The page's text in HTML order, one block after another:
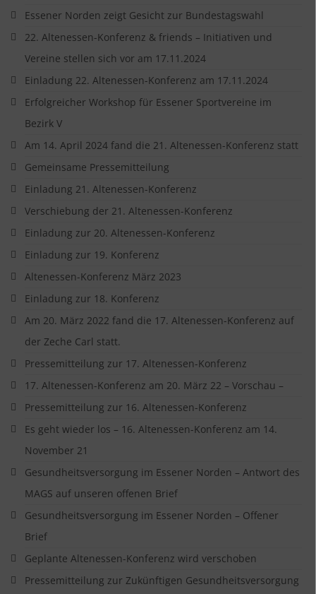
Essener Norden zeigt Gesicht zur Bundestagswahl
22. Altenessen-Konferenz & friends – Initiativen und
Vereine stellen sich vor am 17.11.2024
Einladung 22. Altenessen-Konferenz am 17.11.2024
Erfolgreicher Workshop für Essener Sportvereine im
Bezirk V
Am 14. April 2024 fand die 21. Altenessen-Konferenz statt
Gemeinsame Pressemitteilung
Einladung 21. Altenessen-Konferenz
Verschiebung der 21. Altenessen-Konferenz
Einladung zur 20. Altenessen-Konferenz
Einladung zur 19. Konferenz
Altenessen-Konferenz März 2023
Einladung zur 18. Konferenz
Am 20. März 2022 fand die 17. Altenessen-Konferenz auf
der Zeche Carl statt.
Pressemitteilung zur 17. Altenessen-Konferenz
17. Altenessen-Konferenz am 20. März 22 – Vorschau –
Pressemitteilung zur 16. Altenessen-Konferenz
Es geht wieder los – 16. Altenessen-Konferenz am 14.
November 21
Gesundheitsversorgung im Essener Norden – Antwort des
MAGS auf unseren offenen Brief
Gesundheitsversorgung im Essener Norden – Offener
Brief
Geplante Altenessen-Konferenz wird verschoben
Pressemitteilung zur Zukünftigen Gesundheitsversorgung